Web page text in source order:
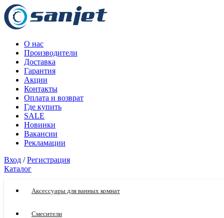
О нас
Производители
Доставка
Гарантия
Акции
Контакты
Оплата и возврат
Где купить
SALE
Новинки
Вакансии
Рекламации
Вход /Регистрация
Каталог
Аксессуары для ванных комнат
Смесители